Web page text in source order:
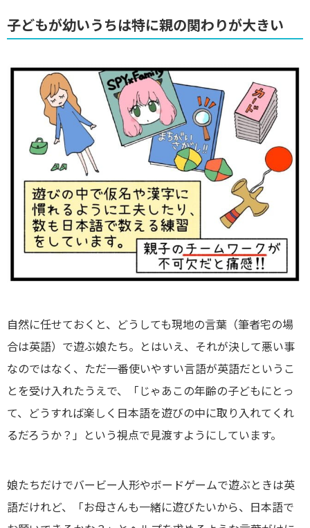
子どもが幼いうちは特に親の関わりが大きい
自然に任せておくと、どうしても現地の言葉（筆者宅の場
合は英語）で遊ぶ娘たち。とはいえ、それが決して悪い事
なのではなく、ただ一番使いやすい言語が英語だというこ
とを受け入れたうえで、「じゃあこの年齢の子どもにとっ
て、どうすれば楽しく日本語を遊びの中に取り入れてくれ
るだろうか？」という視点で見渡すようにしています。
娘たちだけでバービー人形やボードゲームで遊ぶときは英
語だけれど、「お母さんも一緒に遊びたいから、日本語で